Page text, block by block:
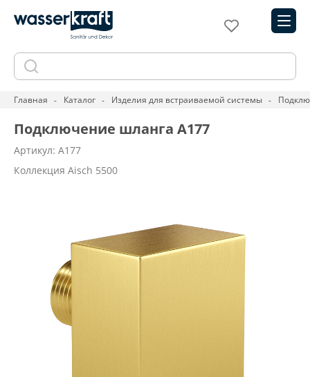
Главная Каталог Изделия для встраиваемой системы
Подключение шланга A177
Артикул: A177
Коллекция Aisch 5500